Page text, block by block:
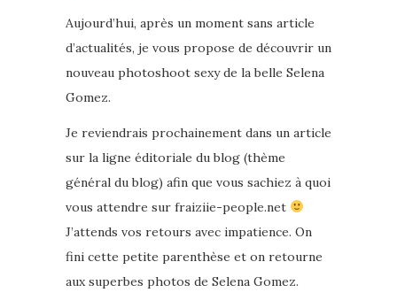
Aujourd’hui, après un moment sans article
d’actualités, je vous propose de découvrir un
nouveau photoshoot sexy de la belle Selena
Gomez.
Je reviendrais prochainement dans un article
sur la ligne éditoriale du blog (thème
général du blog) afin que vous sachiez à quoi
vous attendre sur fraiziie-people.net
J’attends vos retours avec impatience. On
fini cette petite parenthèse et on retourne
aux superbes photos de Selena Gomez.